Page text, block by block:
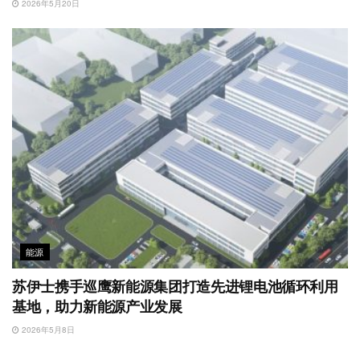
2026年5月20日
能源
苏伊士携手巡鹰新能源集团打造先进锂电池循环利用
基地，助力新能源产业发展
2026年5月8日